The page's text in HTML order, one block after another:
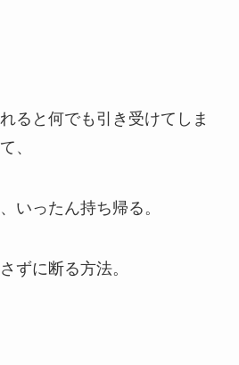
ると何でも引き受けてしま
、
いったん持ち帰る。
ずに断る方法。